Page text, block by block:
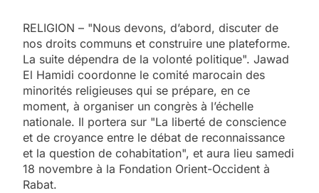
RELIGION – "Nous devons, d’abord, discuter de
nos droits communs et construire une plateforme.
La suite dépendra de la volonté politique". Jawad
El Hamidi coordonne le comité marocain des
minorités religieuses qui se prépare, en ce
moment, à organiser un congrès à l’échelle
nationale. Il portera sur "La liberté de conscience
et de croyance entre le débat de reconnaissance
et la question de cohabitation", et aura lieu samedi
18 novembre à la Fondation Orient-Occident à
Rabat.